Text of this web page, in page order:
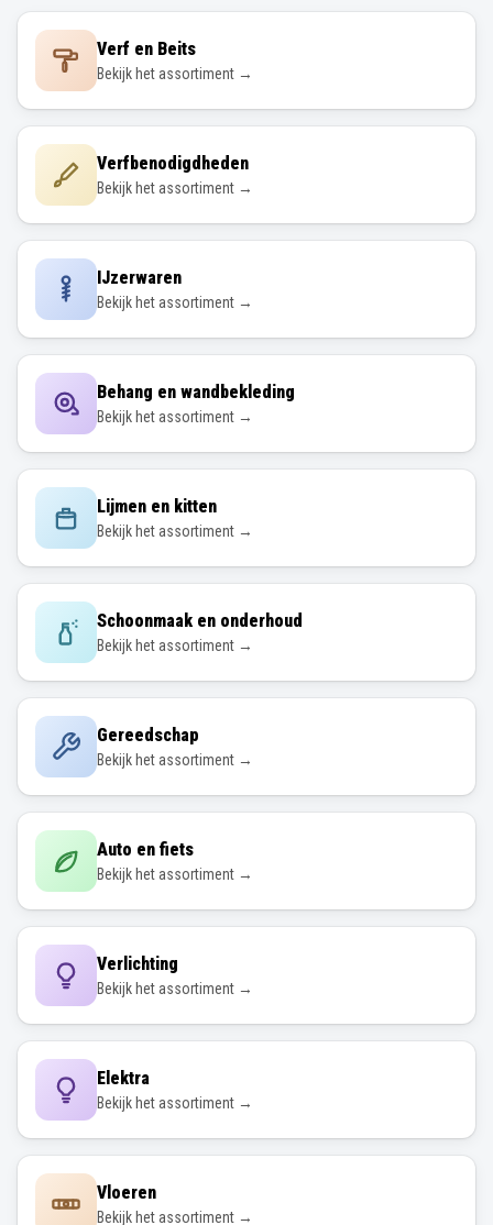
Verf en Beits
Bekijk het assortiment →
Verfbenodigdheden
Bekijk het assortiment →
IJzerwaren
Bekijk het assortiment →
Behang en wandbekleding
Bekijk het assortiment →
Lijmen en kitten
Bekijk het assortiment →
Schoonmaak en onderhoud
Bekijk het assortiment →
Gereedschap
Bekijk het assortiment →
Auto en fiets
Bekijk het assortiment →
Verlichting
Bekijk het assortiment →
Elektra
Bekijk het assortiment →
Vloeren
Bekijk het assortiment →